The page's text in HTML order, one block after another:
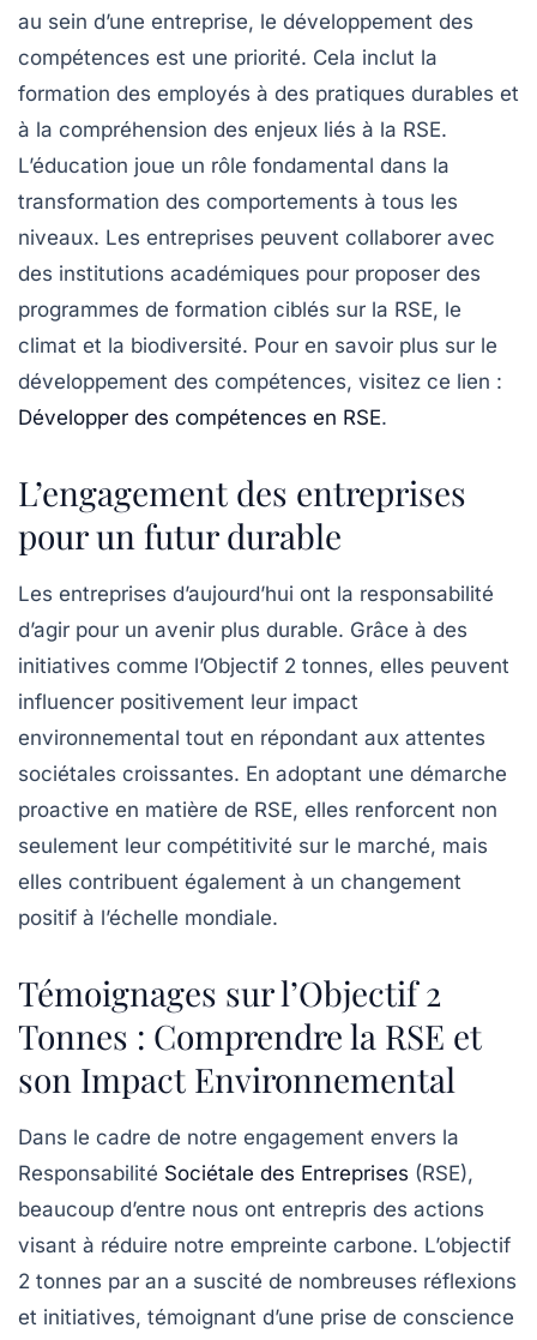
au sein d’une entreprise, le développement des
compétences est une priorité. Cela inclut la
formation des employés à des pratiques durables et
à la compréhension des enjeux liés à la RSE.
L’éducation joue un rôle fondamental dans la
transformation des comportements à tous les
niveaux. Les entreprises peuvent collaborer avec
des institutions académiques pour proposer des
programmes de formation ciblés sur la RSE, le
climat et la biodiversité. Pour en savoir plus sur le
développement des compétences, visitez ce lien :
Développer des compétences en RSE.
L’engagement des entreprises
pour un futur durable
Les entreprises d’aujourd’hui ont la responsabilité
d’agir pour un avenir plus durable. Grâce à des
initiatives comme l’Objectif 2 tonnes, elles peuvent
influencer positivement leur impact
environnemental tout en répondant aux attentes
sociétales croissantes. En adoptant une démarche
proactive en matière de RSE, elles renforcent non
seulement leur compétitivité sur le marché, mais
elles contribuent également à un changement
positif à l’échelle mondiale.
Témoignages sur l’Objectif 2
Tonnes : Comprendre la RSE et
son Impact Environnemental
Dans le cadre de notre engagement envers la
Responsabilité Sociétale des Entreprises (RSE),
beaucoup d’entre nous ont entrepris des actions
visant à réduire notre empreinte carbone. L’objectif
2 tonnes par an a suscité de nombreuses réflexions
et initiatives, témoignant d’une prise de conscience